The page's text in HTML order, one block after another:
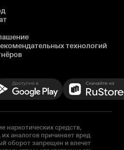
технологий
наркотических средств,
аналогов причиняет вред
оборот запрещен и влечет